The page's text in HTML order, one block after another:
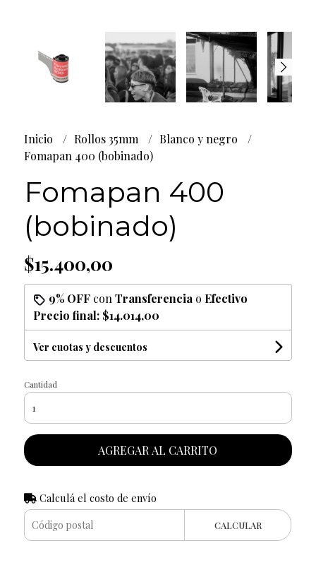
Inicio Rollos 35mm
Blanco y negro
Fomapan 400 (bobinado)
Fomapan 400
(bobinado)
$15.400,00
9% OFFcon Transferencia o Efectivo
Precio final: $14.014,00
Ver cuotas y descuentos
Cantidad
AGREGAR AL CARRITO
Calculá el costo de envío
CALCULAR